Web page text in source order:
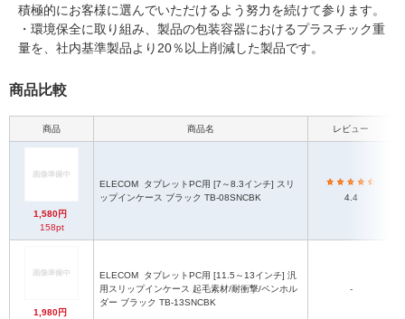
積極的にお客様に選んでいただけるよう努力を続けて参ります。
・環境保全に取り組み、製品の包装容器におけるプラスチック重
量を、社内基準製品より20％以上削減した製品です。
商品比較
商品 商品名 レビュー
1,580円
158pt
ELECOM
ップインケース ブラック TB-08SNCBK
4.4
1,980円
ELECOM
用スリップインケース 起毛素材/耐衝撃/ペンホル
ダー ブラック TB-13SNCBK
-